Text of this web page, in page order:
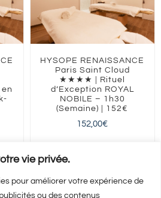
vie privée.
pour améliorer votre expérience de
ou des contenus
HYSOPE RENAISSANCE
Paris Saint Cloud
★★★★ | Rituel
d’Exception ROYAL
NOBILE – 1h30
(Semaine) | 152€
152,00€